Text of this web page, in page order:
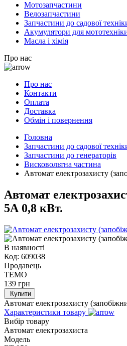
Мотозапчастини
Велозапчастини
Запчастини до садової
Акумулятори для
Масла і хімія
Про нас
Про нас
Контакти
Оплата
Доставка
Обмін і повернення
Головна
Запчастини до садової
Запчастини до генераторів
Висковольтна частина
Автомат електрозахисту
Автомат
5А 0,8 кВт.
В наявності
Код: 609038
Продавець
TEMO
139 грн
Купити
Автомат електрозахисту
Характеристики товару
Вибір товару
Автомат електрозахиста
Модель